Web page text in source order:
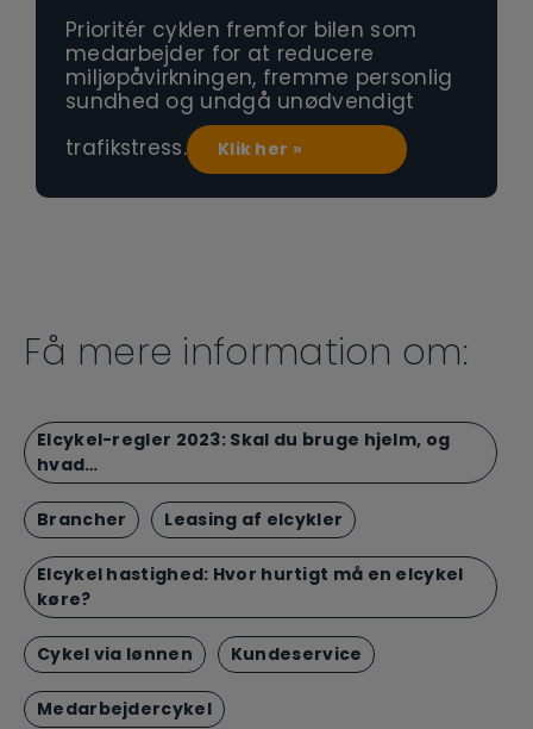
Prioritér cyklen fremfor bilen som
medarbejder for at reducere
miljøpåvirkningen, fremme personlig
sundhed og undgå unødvendigt
trafikstress.
Klik her »
Få mere information om:
Elcykel-regler 2023: Skal du bruge hjelm, og
hvad…
Brancher Leasing af elcykler
Elcykel hastighed: Hvor hurtigt må en elcykel
køre?
Cykel via lønnen Kundeservice
Medarbejdercykel